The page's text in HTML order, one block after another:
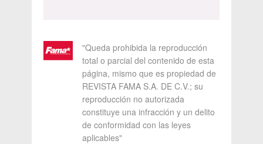
"Queda prohibida la reproducción
total o parcial del contenido de esta
página, mismo que es propiedad de
REVISTA FAMA S.A. DE C.V.; su
reproducción no autorizada
constituye una infracción y un delito
de conformidad con las leyes
aplicables"